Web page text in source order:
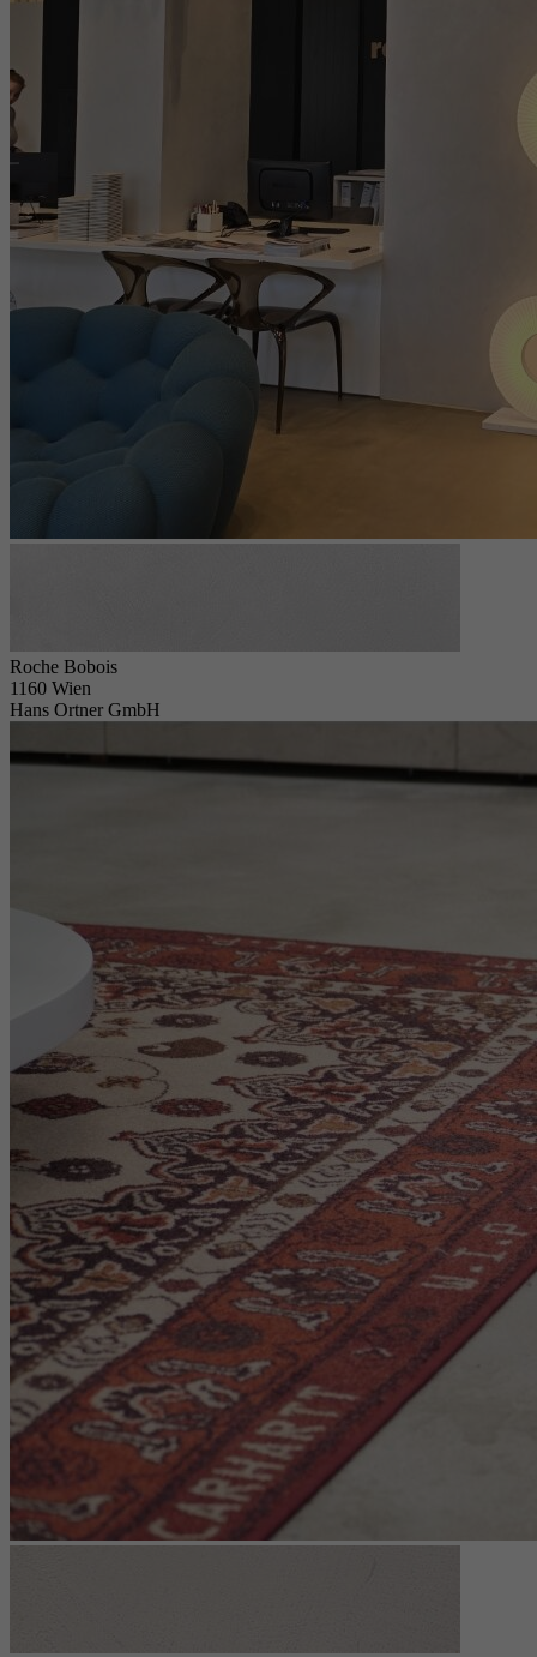
Roche Bobois
1160 Wien
Hans Ortner GmbH